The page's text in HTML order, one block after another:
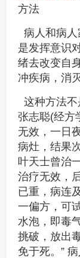
方法
病人和病人
是发挥意识
绪去改变自
冲疾病，消
这种方法
张志聪(经方
无效，一日
病灶，结果
叶天士曾治
治疗无效，
已重，病连
一偏方，可
水泡，即毒
挑破，放出
免于死。”